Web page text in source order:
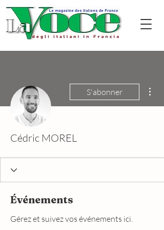
S'abonner
Cédric MOREL
Événements
Gérez et suivez vos événements ici.